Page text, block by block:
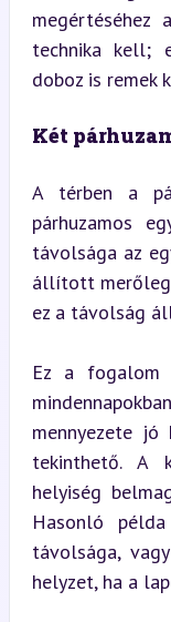
megértéséhez
technika kell;
doboz is remek
Két
A térben a
párhuzamos
távolsága az
állított
ez a távolság
Ez a fogalom
mennyezete jó
tekinthető. A
helyiség
Hasonló
távolsága,
helyzet, ha a